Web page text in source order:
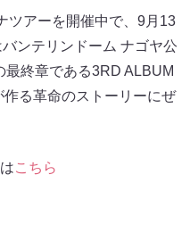
ツアーを開催中で、9月13
ンテリンドーム ナゴヤ公
最終章である3RD ALBUM
る革命のストーリーにぜ
こちら